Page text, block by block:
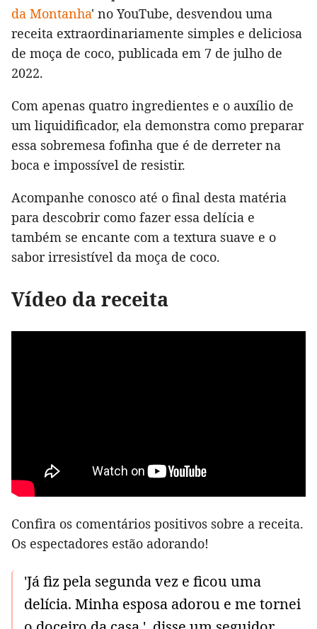
da Montanha' no YouTube, desvendou uma
receita extraordinariamente simples e deliciosa
de moça de coco, publicada em 7 de julho de
2022.
Com apenas quatro ingredientes e o auxílio de
um liquidificador, ela demonstra como preparar
essa sobremesa fofinha que é de derreter na
boca e impossível de resistir.
Acompanhe conosco até o final desta matéria
para descobrir como fazer essa delícia e
também se encante com a textura suave e o
sabor irresistível da moça de coco.
Vídeo da receita
Confira os comentários positivos sobre a receita.
Os espectadores estão adorando!
'Já fiz pela segunda vez e ficou uma
delícia. Minha esposa adorou e me tornei